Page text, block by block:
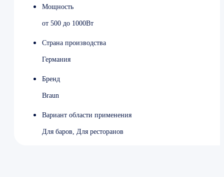
Габаритные размеры упаковки: 29,5х20,5х31, 5 см
Мощность
от 500 до 1000Вт
Страна производства
Германия
Бренд
Braun
Вариант области применения
Для баров, Для ресторанов